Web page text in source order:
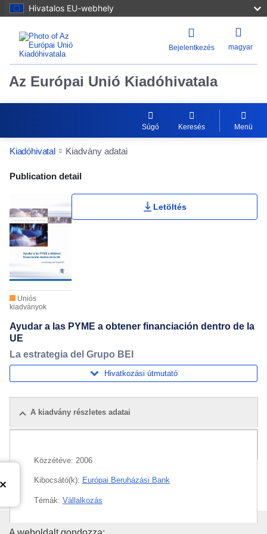
Hivatalos EU-webhely
Bejelentkezés magyar
Az Európai Unió Kiadóhivatala
Súgó Keresés Menü
Kiadóhivatal Kiadvány adatai
Publication Detail Actions Portlet
Publication detail
Uniós
kiadványok
Letöltés
Ayudar a las PYME a obtener financiación dentro de la
UE
La estrategia del Grupo BEI
Hivatkozási útmutató
A kiadvány részletes adatai
Közzétéve: 2006
Kibocsátó(k): Európai Beruházási Bank
Témák: Vállalkozás
Témakör: EBB-kölcsön